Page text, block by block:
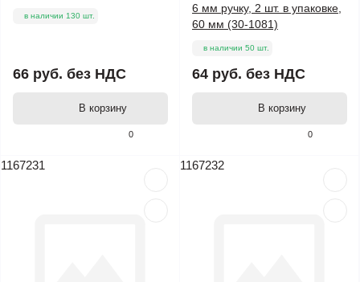
0
в наличии 130 шт.
66 руб. без НДС
В корзину
0
6 мм ручку, 2 шт. в упаковке,
60 мм (30-1081)
в наличии 50 шт.
64 руб. без НДС
В корзину
1167231 1167232